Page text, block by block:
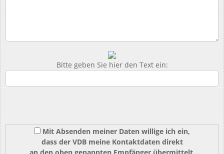
Bitte geben Sie hier den Text ein:
Mit Absenden meiner Daten willige ich ein,
dass der VDB meine Kontaktdaten direkt